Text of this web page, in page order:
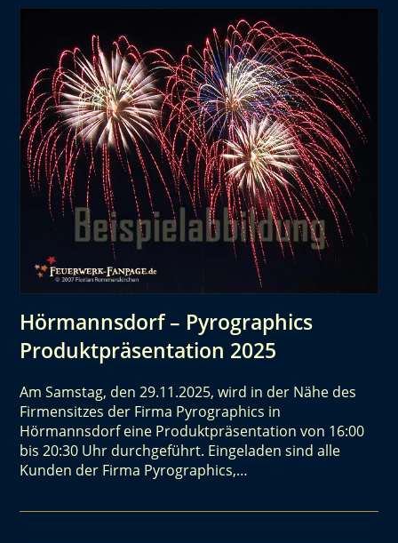
Hörmannsdorf – Pyrographics
Produktpräsentation 2025
Am Samstag, den 29.11.2025, wird in der Nähe des
Firmensitzes der Firma Pyrographics in
Hörmannsdorf eine Produktpräsentation von 16:00
bis 20:30 Uhr durchgeführt. Eingeladen sind alle
Kunden der Firma Pyrographics,…